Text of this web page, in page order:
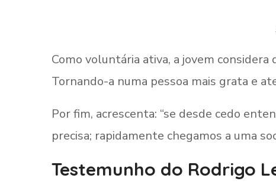
Como voluntária ativa, a jovem
Tornando-a numa pessoa mais grata e
Por fim, acrescenta: “se desde cedo
precisa; rapidamente chegamos a uma
Testemunho do Rodrigo